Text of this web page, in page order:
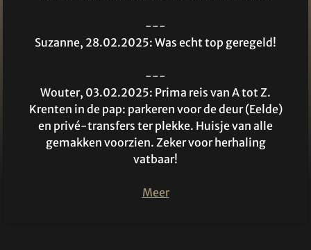
---
Suzanne, 28.02.2025: Was echt top geregeld!
---
Wouter, 03.02.2025: Prima reis van A tot Z.
Krenten in de pap: parkeren voor de deur (Eelde)
en privé-transfers ter plekke. Huisje van alle
gemakken voorzien. Zeker voor herhaling
vatbaar!
Meer